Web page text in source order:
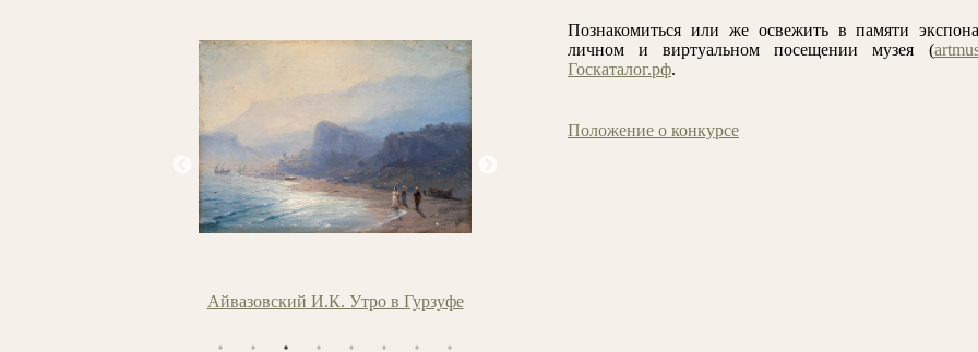
Маковский В.Е. Две сестры (Две
Познакомиться или же освежить в памяти
личном и виртуальном посещении музея (
Госкаталог.рф.
Положение о конкурсе